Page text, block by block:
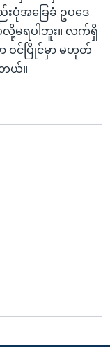
ပုံအခြေခံ ဥပဒေ
မရပါဘူး။ လက်ရှိ
ဝင်ပြိုင်မှာ မဟုတ်
တယ်။